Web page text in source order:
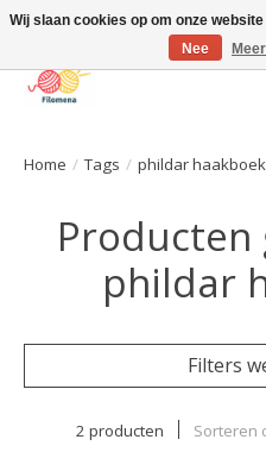
Home / Tags / phildar haakboek
phildar
Filters
2 producten Sorteren
Wij slaan cookies op om onze
Nee